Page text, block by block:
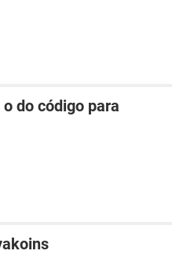
do código para